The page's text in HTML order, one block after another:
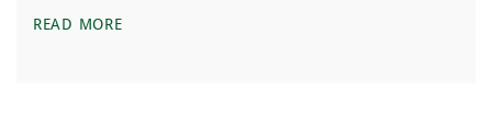
READ MOREรายงานการช่วยเหลือผู้พิทักษ์ป่า ‘กองทุนเพื่อผู้พิทักษ์ป่